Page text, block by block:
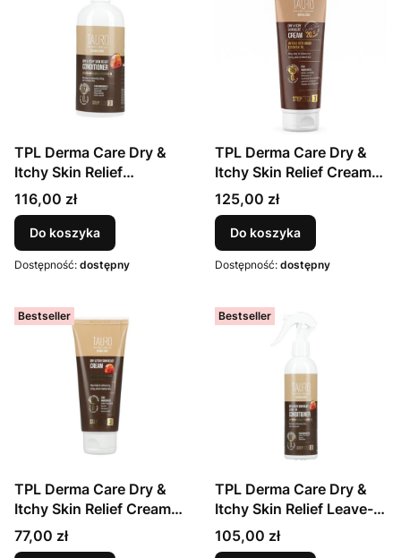
TPL Derma Care Dry &
Itchy Skin Relief
Conditioner 400 ml
Cena
116,00 zł
Do koszyka
Dostępność: dostępny
TPL Derma Care Dry &
Itchy Skin Relief Cream
250 ml
Cena
125,00 zł
Do koszyka
Dostępność: dostępny
Bestseller
TPL Derma Care Dry &
Itchy Skin Relief Cream
75 ml
Cena
77,00 zł
Bestseller
TPL Derma Care Dry &
Itchy Skin Relief Leave-In
Conditioner spray 250
ml
Cena
105,00 zł